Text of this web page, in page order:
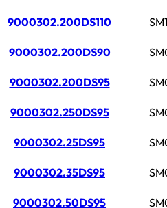
9000302.200DS110
9000302.200DS90
9000302.200DS95
9000302.250DS95
9000302.25DS95
9000302.35DS95
9000302.50DS95